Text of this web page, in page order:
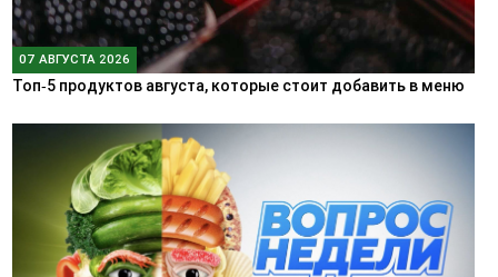
07 АВГУСТА 2026
Топ‑5 продуктов августа, которые стоит добавить в меню